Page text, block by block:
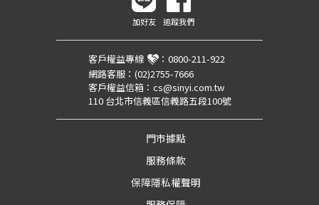
加好友 追蹤我們
客戶權益專線 ： 0800-211-922
網路客服： (02)2755-7666
客戶權益信箱： cs@sinyi.com.tw
110 台北市信義區信義路五段100號
門市據點
服務條款
保障隱私權聲明